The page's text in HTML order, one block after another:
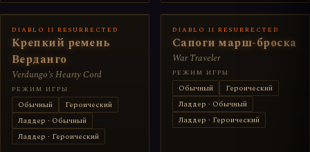
DIABLO II RESURRECTED
Крепкий ремень
Верданго
Verdungo's Hearty Cord
РЕЖИМ ИГРЫ
Обычный
Героический
Ладдер · Обычный
Ладдер · Героический
DIABLO II RESURRECTED
Сапоги марш-броска
War Traveler
РЕЖИМ ИГРЫ
Обычный
Героический
Ладдер · Обычный
Ладдер · Героический